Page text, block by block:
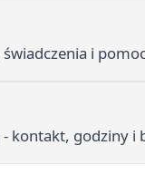
i
kontakt, godziny i